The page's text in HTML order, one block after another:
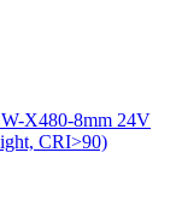
X480-8mm 24V
CRI>90)